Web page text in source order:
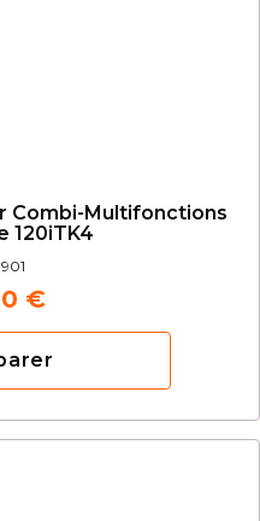
Combi-Multifonctions
120iTK4
€